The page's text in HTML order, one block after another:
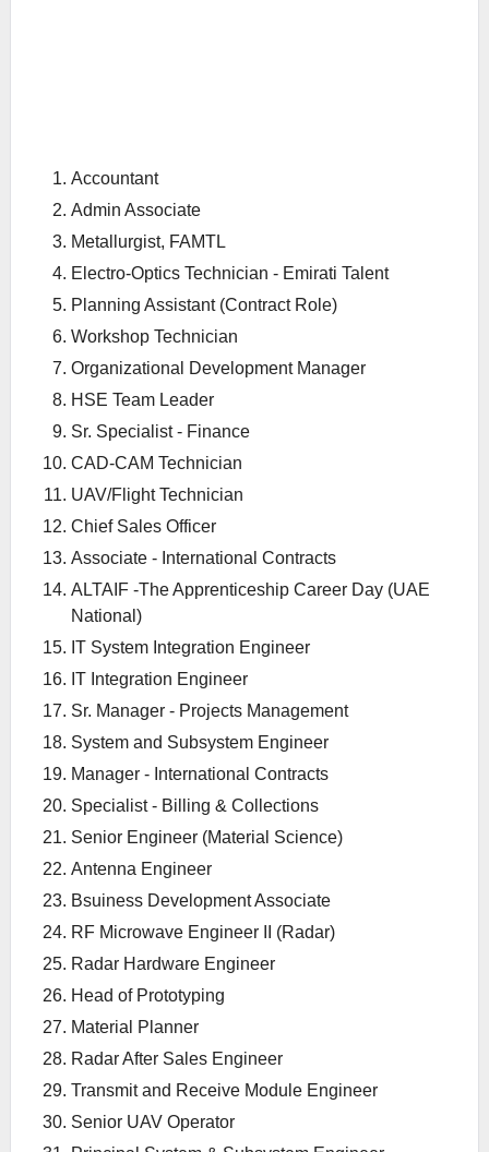
Accountant
Admin Associate
Metallurgist, FAMTL
Electro-Optics Technician - Emirati Talent
Planning Assistant (Contract Role)
Workshop Technician
Organizational Development Manager
HSE Team Leader
Sr. Specialist - Finance
CAD-CAM Technician
UAV/Flight Technician
Chief Sales Officer
Associate - International Contracts
ALTAIF -The Apprenticeship Career Day (UAE
National)
IT System Integration Engineer
IT Integration Engineer
Sr. Manager - Projects Management
System and Subsystem Engineer
Manager - International Contracts
Specialist - Billing & Collections
Senior Engineer (Material Science)
Antenna Engineer
Bsuiness Development Associate
RF Microwave Engineer II (Radar)
Radar Hardware Engineer
Head of Prototyping
Material Planner
Radar After Sales Engineer
Transmit and Receive Module Engineer
Senior UAV Operator